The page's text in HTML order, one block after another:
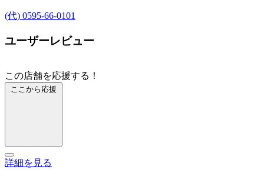
(代) 0595-66-0101
ユーザーレビュー
この店舗を応援する！
ここから応援
詳細を見る